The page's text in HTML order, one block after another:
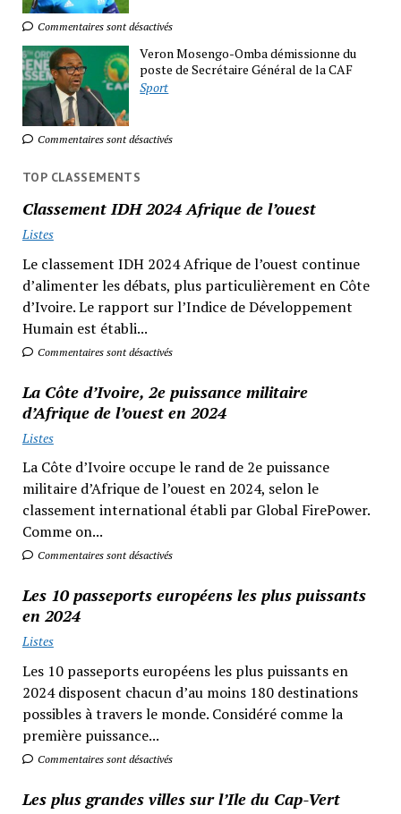
Commentaires sont désactivés
Veron Mosengo-Omba démissionne du
poste de Secrétaire Général de la CAF
Sport
Commentaires sont désactivés
TOP CLASSEMENTS
Classement IDH 2024 Afrique de l’ouest
Listes
Le classement IDH 2024 Afrique de l’ouest continue
d’alimenter les débats, plus particulièrement en Côte
d’Ivoire. Le rapport sur l’Indice de Développement
Humain est établi...
Commentaires sont désactivés
La Côte d’Ivoire, 2e puissance militaire
d’Afrique de l’ouest en 2024
Listes
La Côte d’Ivoire occupe le rand de 2e puissance
militaire d’Afrique de l’ouest en 2024, selon le
classement international établi par Global FirePower.
Comme on...
Commentaires sont désactivés
Les 10 passeports européens les plus puissants
en 2024
Listes
Les 10 passeports européens les plus puissants en
2024 disposent chacun d’au moins 180 destinations
possibles à travers le monde. Considéré comme la
première puissance...
Commentaires sont désactivés
Les plus grandes villes sur l’Ile du Cap-Vert